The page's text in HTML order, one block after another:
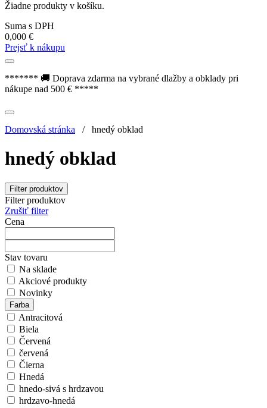
Žiadne produkty v košíku.
Suma s DPH
0,000 €
Prejsť k nákupu
******* 🚚 Doprava zdarma na vybrané dlažby a obklady pri
nákupe nad 500 € *****
Domovská stránka / hnedý obklad
hnedý obklad
Filter produktov
Filter produktov
Zrušiť filter
Cena
Stav tovaru
Na sklade
Akciové produkty
Novinky
Farba
Antracitová
Biela
Červená
červená
Čierna
Hnedá
hnedo-sivá s hrdzavou
hrdzavo-hnedá